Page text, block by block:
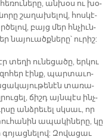
ան­խօս ու խօ­
շա­ղա­խե­լով, հոս­կէ-
բայց մեր հնչիւն­
նա­յուածք­նե­րը՝ ու­րիշ:
տե­ղի ու­նե­ցա­ծը, եր­կու
զո­հեր էինք, պար­տա­ւո­
տա­ռա­
ճիշդ այն­պէս ինչ­
անձ­րե­ւել սկսաւ, որ
ա­պա­կի­նե­րը, կը
Զո­վա­ցաւ